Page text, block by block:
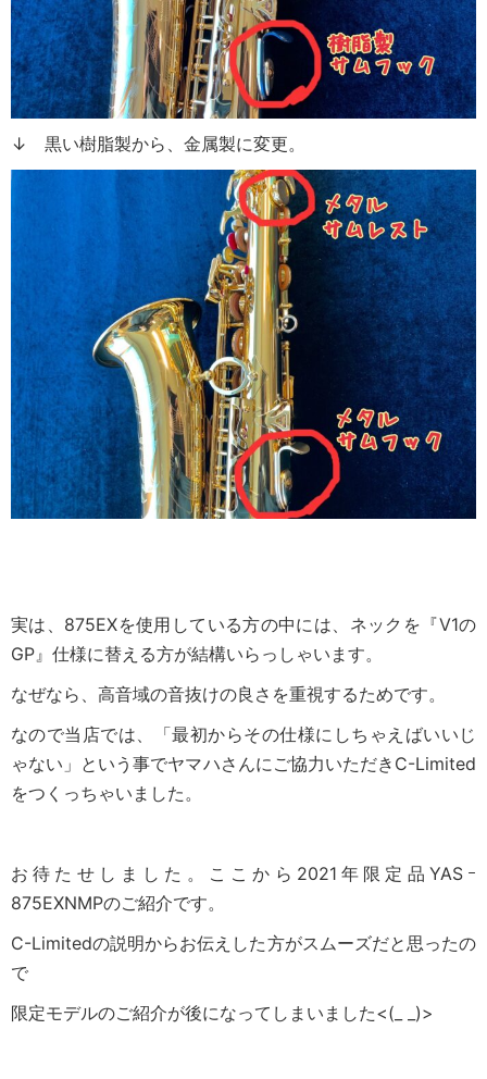
↓ 黒い樹脂製から、金属製に変更。
実は、875EXを使用している方の中には、ネックを『V1の
GP』仕様に替える方が結構いらっしゃいます。
なぜなら、高音域の音抜けの良さを重視するためです。
なので当店では、「最初からその仕様にしちゃえばいいじ
ゃない」という事でヤマハさんにご協力いただきC-Limited
をつくっちゃいました。
お待たせしました。ここから2021年限定品YASｰ
875EXNMPのご紹介です。
C-Limitedの説明からお伝えした方がスムーズだと思ったの
で
限定モデルのご紹介が後になってしまいました<(_ _)>